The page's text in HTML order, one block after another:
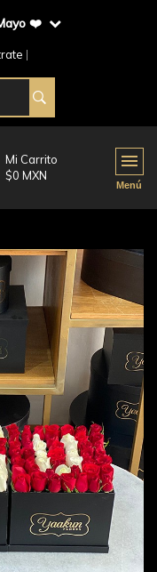
❤️
Mi Carrito
$0 MXN